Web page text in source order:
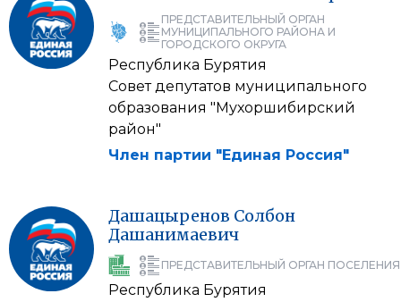
ПРЕДСТАВИТЕЛЬНЫЙ ОРГАН
МУНИЦИПАЛЬНОГО РАЙОНА И
ГОРОДСКОГО ОКРУГА
Республика Бурятия
Совет депутатов муниципального
образования "Мухоршибирский
район"
Член партии "Единая Россия"
Дашацыренов Солбон
Дашанимаевич
ПРЕДСТАВИТЕЛЬНЫЙ ОРГАН ПОСЕЛЕНИЯ
Республика Бурятия